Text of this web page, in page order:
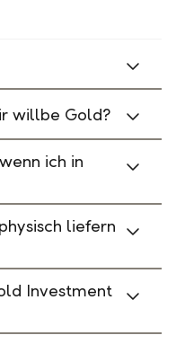
willbe Gold?
ich in
liefern
Investment